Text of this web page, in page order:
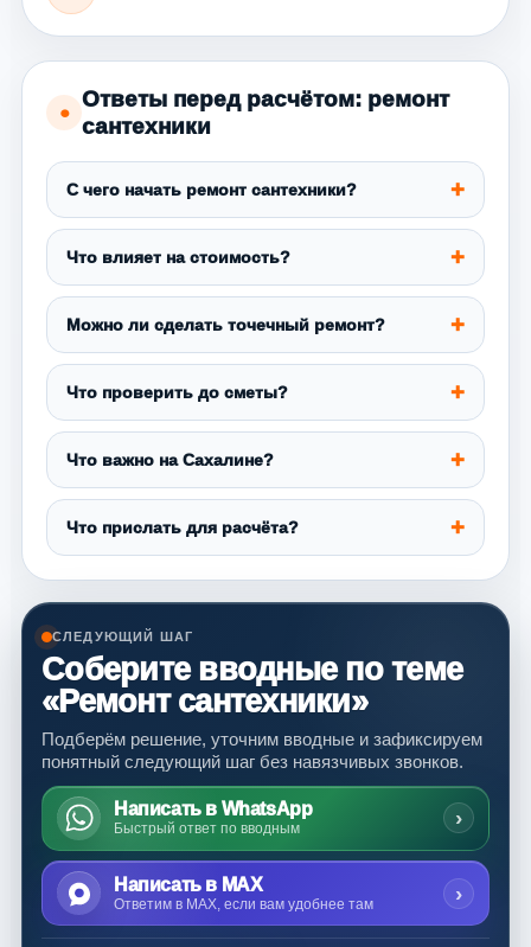
●
Ответы перед расчётом: ремонт
сантехники
С чего начать ремонт сантехники?
Что влияет на стоимость?
Можно ли сделать точечный ремонт?
Что проверить до сметы?
Что важно на Сахалине?
Что прислать для расчёта?
СЛЕДУЮЩИЙ ШАГ
Соберите вводные по теме
«Ремонт сантехники»
Подберём решение, уточним вводные и зафиксируем
понятный следующий шаг без навязчивых звонков.
Написать в WhatsApp
Быстрый ответ по вводным ›
Написать в MAX
Ответим в MAX, если вам удобнее там ›